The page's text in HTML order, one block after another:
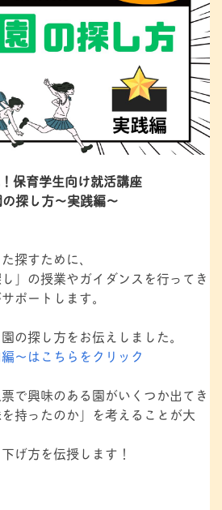
保育学生向け就活講座
探し方～実践編～
探すために、
」の授業やガイダンスを行ってき
ポートします。
の探し方をお伝えしました。
～はこちらをクリック
で興味のある園がいくつか出てき
持ったのか」を考えることが大
げ方を伝授します！